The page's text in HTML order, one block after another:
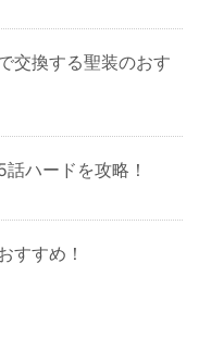
交換する聖装のおす
話ハードを攻略！
すすめ！